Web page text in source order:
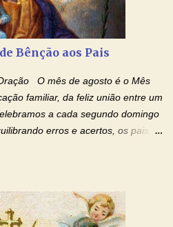
nome e auxílio. Amén. Oração 2 Ó
Vós que inspirastes a São
sua vida, o heroísmo das virtudes
e a voluntária pobreza, e
intercessão por numerosos
Bênção aos Pais
O mês de agosto é o Mês
familiar, da feliz união entre um
a cada segundo domingo
erros e acertos, os pais
de qualidade. E, em geral,
enfrentem o mundo, com suas